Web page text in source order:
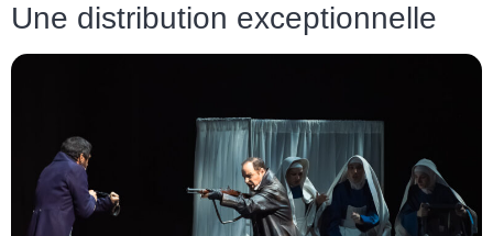
Une distribution exceptionnelle